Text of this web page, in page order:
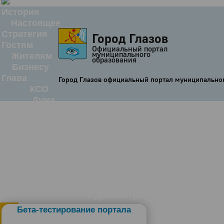
История
Настоящее
Стратегия
Гостям
Жителям
Бизнесу
Глава
КСО
Дума
Бета-тестирование портала
Город Глазов
Официальный портал
муниципального
образования
Город Глазов официальный портал